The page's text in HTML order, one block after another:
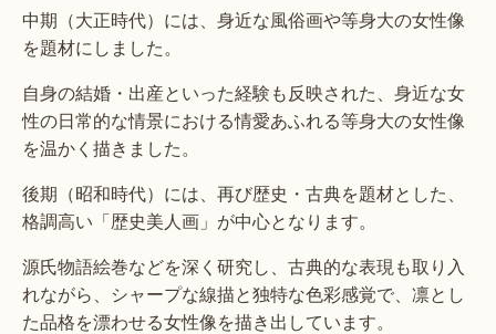
中期（大正時代）には、身近な風俗画や等身大の女性像
を題材にしました。
自身の結婚・出産といった経験も反映された、身近な女
性の日常的な情景における情愛あふれる等身大の女性像
を温かく描きました。
後期（昭和時代）には、再び歴史・古典を題材とした、
格調高い「歴史美人画」が中心となります。
源氏物語絵巻などを深く研究し、古典的な表現も取り入
れながら、シャープな線描と独特な色彩感覚で、凛とし
た品格を漂わせる女性像を描き出しています。